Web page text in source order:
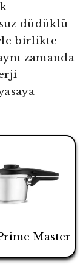
düdüklü
birlikte
zamanda
Master